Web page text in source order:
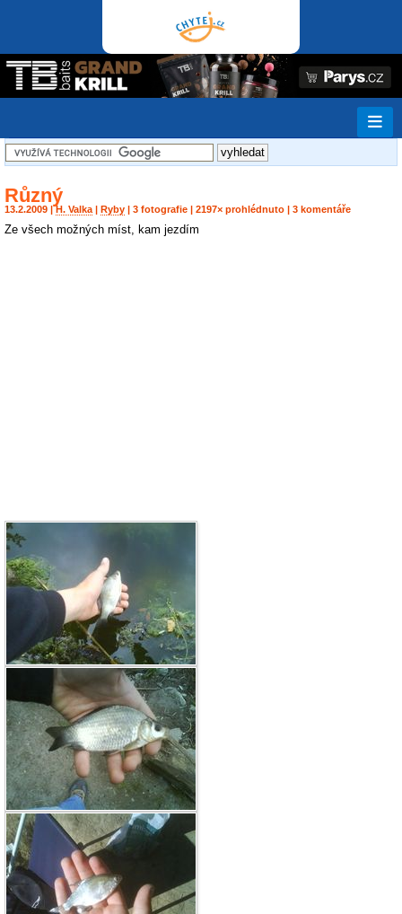
Různý
13.2.2009 |H. Valka Ryby | 3 fotografie | 2197× prohlédnuto | 3 komentáře
Ze všech možných míst, kam jezdím